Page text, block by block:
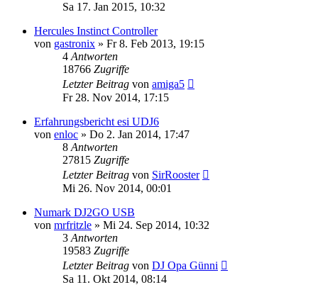
Sa 17. Jan 2015, 10:32
Hercules Instinct Controller
von gastronix » Fr 8. Feb 2013, 19:15
4 Antworten
18766 Zugriffe
Letzter Beitrag von amiga5
Fr 28. Nov 2014, 17:15
Erfahrungsbericht esi UDJ6
von enloc » Do 2. Jan 2014, 17:47
8 Antworten
27815 Zugriffe
Letzter Beitrag von SirRooster
Mi 26. Nov 2014, 00:01
Numark DJ2GO USB
von mrfritzle » Mi 24. Sep 2014, 10:32
3 Antworten
19583 Zugriffe
Letzter Beitrag von DJ Opa Günni
Sa 11. Okt 2014, 08:14